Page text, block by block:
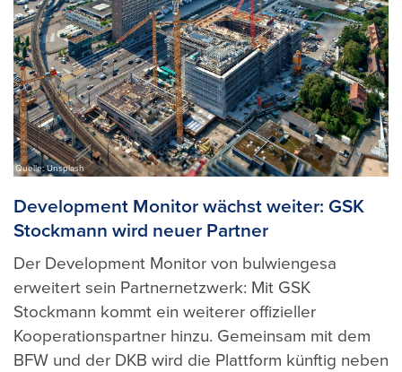
Quelle: Unsplash
Development Monitor wächst weiter: GSK
Stockmann wird neuer Partner
Der Development Monitor von bulwiengesa
erweitert sein Partnernetzwerk: Mit GSK
Stockmann kommt ein weiterer offizieller
Kooperationspartner hinzu. Gemeinsam mit dem
BFW und der DKB wird die Plattform künftig neben